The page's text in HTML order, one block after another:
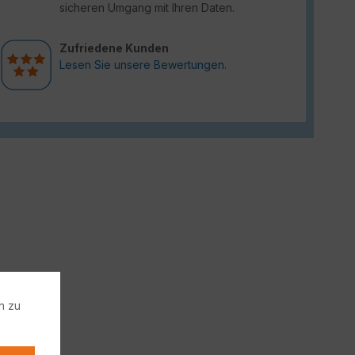
sicheren Umgang mit Ihren Daten.
Zufriedene Kunden
Lesen Sie unsere Bewertungen.
zu